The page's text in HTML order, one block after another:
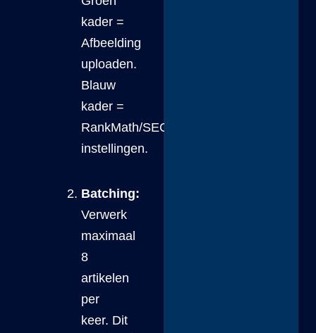
kader =
Afbeelding
uploaden.
Blauw
kader =
RankMath/SEO
instellingen.
Batching:
Verwerk
maximaal
8
artikelen
per
keer. Dit